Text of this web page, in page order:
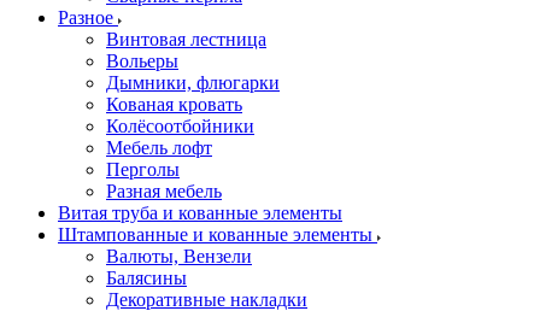
Разное
Винтовая лестница
Вольеры
Дымники, флюгарки
Кованая кровать
Колёсоотбойники
Мебель лофт
Перголы
Разная мебель
Витая труба и кованные элементы
Штампованные и кованные элементы
Валюты, Вензели
Балясины
Декоративные накладки